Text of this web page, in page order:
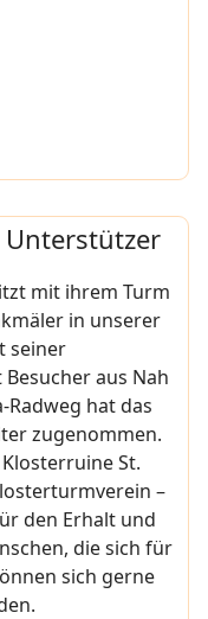
mit ihrem Turm
in unserer
seiner
aus Nah
hat das
zugenommen.
St.
–
den Erhalt und
die sich für
sich gerne